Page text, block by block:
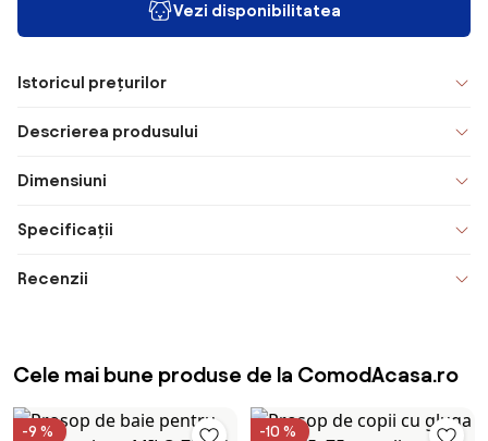
Vezi disponibilitatea
Istoricul prețurilor
Descrierea produsului
Dimensiuni
Specificații
Recenzii
Cele mai bune produse de la ComodAcasa.ro
-9 % -10 %